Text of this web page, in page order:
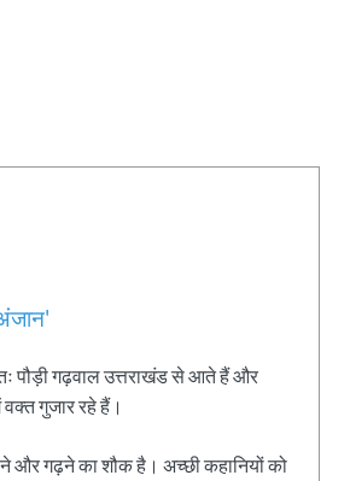
पौड़ी गढ़वाल उत्तराखंड से आते हैं और
गुजार रहे हैं।
और गढ़ने का शौक है। अच्छी कहानियों को